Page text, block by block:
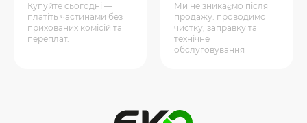
Купуйте сьогодні —
платіть частинами без
прихованих комісій та
переплат.
Ми не зникаємо після
продажу: проводимо
чистку, заправку та
технічне
обслуговування